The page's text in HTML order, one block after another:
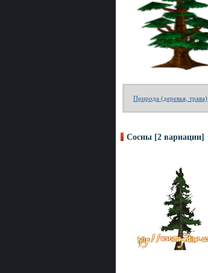
Природа (деревья, трава)
Сосны [2 вариации]